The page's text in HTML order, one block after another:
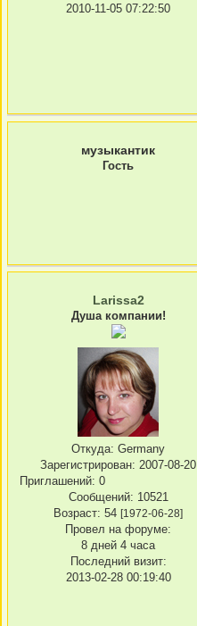
2010-11-05 07:22:50
музыкантик
Гость
Larissa2
Душа компании!
Откуда: Germany
Зарегистрирован: 2007-08-20
Приглашений: 0
Сообщений: 10521
Возраст: 54 [1972-06-28]
Провел на форуме:
8 дней 4 часа
Последний визит:
2013-02-28 00:19:40